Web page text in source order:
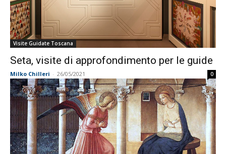
Visite Guidate Toscana
Seta, visite di approfondimento per le guide
Milko Chilleri - 26/05/2021 0